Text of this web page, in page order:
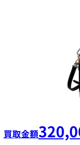
買取金額